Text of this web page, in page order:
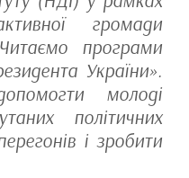
громади
програми
України».
молоді
політичних
і зробити